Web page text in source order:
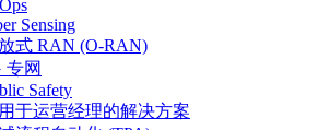
Sensing
式 RAN (O-RAN)
专网
Safety
于运营经理的解决方案